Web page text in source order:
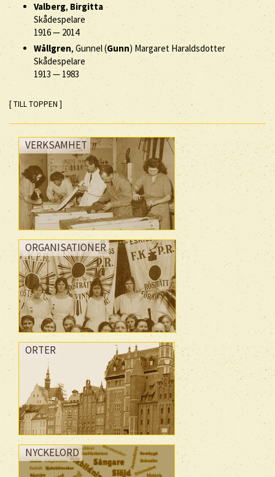
Valberg, Birgitta
Skådespelare
1916— 2014
Wållgren, Gunnel (Gunn) Margaret Haraldsdotter
Skådespelare
1913 — 1983
[ TILL TOPPEN ]
VERKSAMHET
ORGANISATIONER
ORTER
NYCKELORD